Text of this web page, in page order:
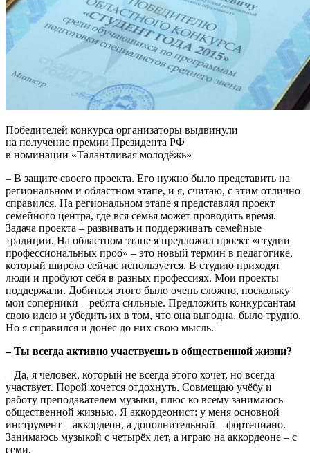
Победителей конкурса организаторы выдвинули
на получение премии Президента РФ
в номинации «Талантливая молодёжь»
– В защите своего проекта. Его нужно было представить на
региональном и областном этапе, и я, считаю, с этим отлично
справился. На региональном этапе я представлял проект
семейного центра, где вся семья может проводить время.
Задача проекта – развивать и поддерживать семейные
традиции. На областном этапе я предложил проект «студии
профессиональных проб» – это новый термин в педагогике,
который широко сейчас используется. В студию приходят
люди и пробуют себя в разных профессиях. Мои проекты
поддержали. Добиться этого было очень сложно, поскольку
мои соперники – ребята сильные. Предложить конкурсантам
свою идею и убедить их в том, что она выгодна, было трудно.
Но я справился и донёс до них свою мысль.
– Ты всегда активно участвуешь в общественной жизни?
– Да, я человек, который не всегда этого хочет, но всегда
участвует. Порой хочется отдохнуть. Совмещаю учёбу и
работу преподавателем музыки, плюс ко всему занимаюсь
общественной жизнью. Я аккордеонист: у меня основной
инструмент – аккордеон, а дополнительный – фортепиано.
Занимаюсь музыкой с четырёх лет, а играю на аккордеоне – с
семи.